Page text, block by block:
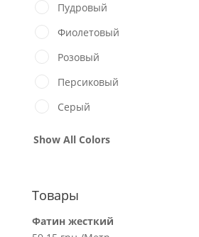
Пудровый
Фиолетовый
Розовый
Персиковый
Серый
Show All Colors
Товары
Фатин жесткий